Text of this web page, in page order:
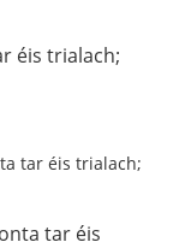
éis trialach;
tar éis